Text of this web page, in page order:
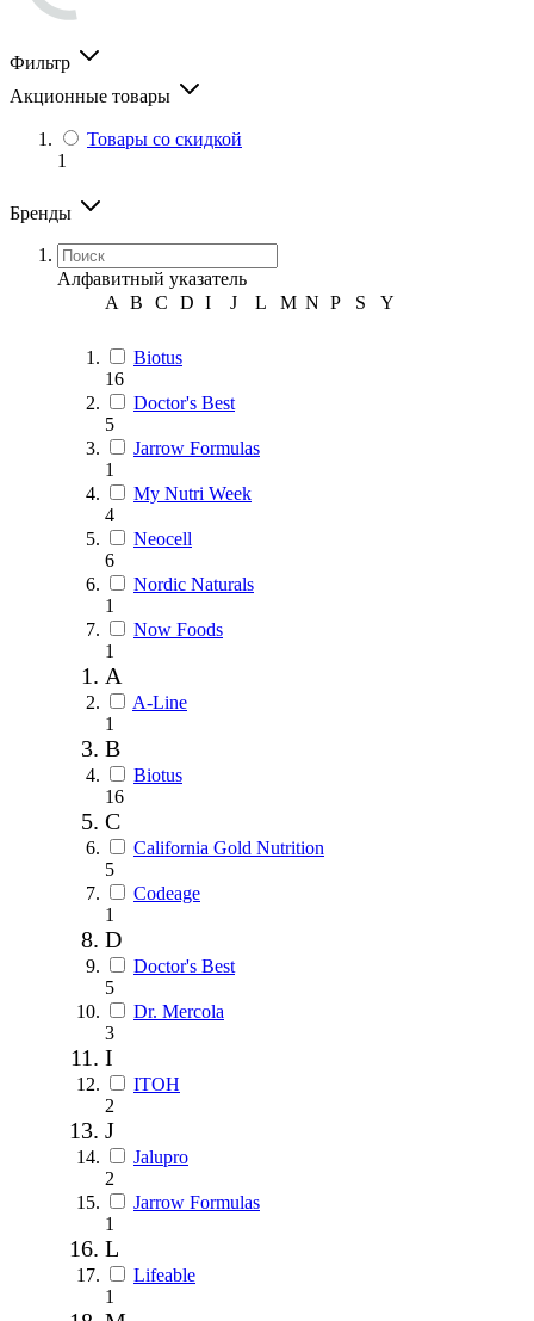
Фильтр
Акционные товары
Товары со скидкой
1
Бренды
Алфавитный указатель
A
B C D I J L M N P S Y
Biotus
16
Doctor's Best
5
Jarrow Formulas
1
My Nutri Week
4
Neocell
6
Nordic Naturals
1
Now Foods
1
A
A-Line
1
B
Biotus
16
C
California Gold Nutrition
5
Codeage
1
D
Doctor's Best
5
Dr. Mercola
3
I
ITOH
2
J
Jalupro
2
Jarrow Formulas
1
L
Lifeable
1